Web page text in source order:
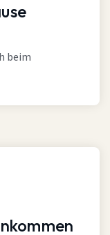
beim